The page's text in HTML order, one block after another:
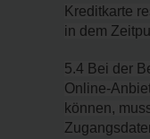
Kreditkarte
in dem
5.4 Bei der
Online-
können,